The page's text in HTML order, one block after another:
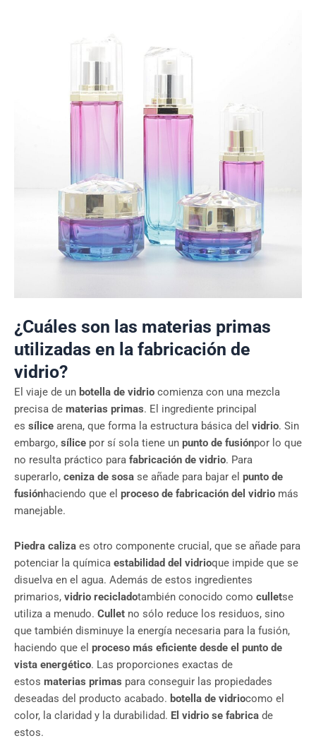
¿Cuáles son las materias primas
utilizadas en la fabricación de
vidrio?
El viaje de un botella de vidrio comienza con una mezcla
precisa de materias primas. El ingrediente principal
es sílice arena, que forma la estructura básica del vidrio. Sin
embargo, sílice por sí sola tiene un punto de fusiónpor lo que
no resulta práctico para fabricación de vidrio. Para
superarlo, ceniza de sosa se añade para bajar el punto de
fusiónhaciendo que el proceso de fabricación del vidrio más
manejable.
Piedra caliza es otro componente crucial, que se añade para
potenciar la química estabilidad del vidrioque impide que se
disuelva en el agua. Además de estos ingredientes
primarios, vidrio recicladotambién conocido como culletse
utiliza a menudo. Cullet no sólo reduce los residuos, sino
que también disminuye la energía necesaria para la fusión,
haciendo que el proceso más eficiente desde el punto de
vista energético. Las proporciones exactas de
estos materias primas para conseguir las propiedades
deseadas del producto acabado. botella de vidriocomo el
color, la claridad y la durabilidad. El vidrio se fabrica de
estos.